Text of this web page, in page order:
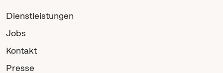
Dienstleistungen
Jobs
Kontakt
Presse